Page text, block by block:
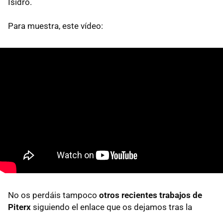
Para muestra, este vídeo:
No os perdáis tampoco otros recientes trabajos de
Piterx siguiendo el enlace que os dejamos tras la